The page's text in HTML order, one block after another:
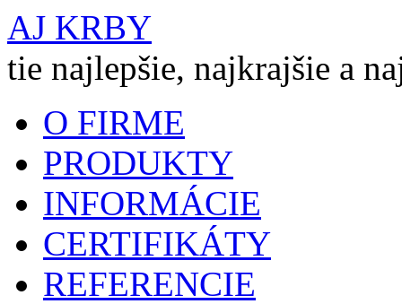
AJ KRBY
tie najlepšie, najkrajšie a
O FIRME
PRODUKTY
INFORMÁCIE
CERTIFIKÁTY
REFERENCIE